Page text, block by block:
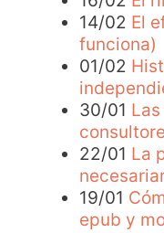
14/02 El
funciona)
01/02
30/01
22/01 La
19/01
epub y